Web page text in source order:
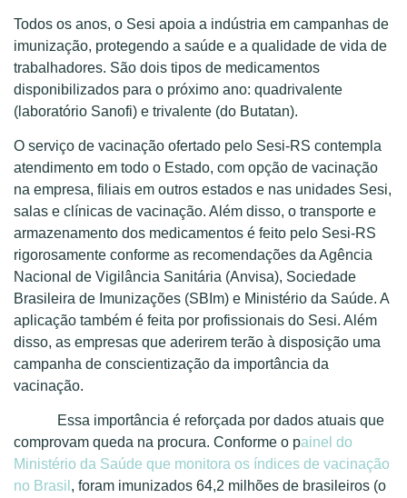
Todos os anos, o Sesi apoia a indústria em campanhas de
imunização, protegendo a saúde e a qualidade de vida de
trabalhadores. São dois tipos de medicamentos
disponibilizados para o próximo ano: quadrivalente
(laboratório Sanofi) e trivalente (do Butatan).
O serviço de vacinação ofertado pelo Sesi-RS contempla
atendimento em todo o Estado, com opção de vacinação
na empresa, filiais em outros estados e nas unidades Sesi,
salas e clínicas de vacinação. Além disso, o transporte e
armazenamento dos medicamentos é feito pelo Sesi-RS
rigorosamente conforme as recomendações da Agência
Nacional de Vigilância Sanitária (Anvisa), Sociedade
Brasileira de Imunizações (SBIm) e Ministério da Saúde. A
aplicação também é feita por profissionais do Sesi. Além
disso, as empresas que aderirem terão à disposição uma
campanha de conscientização da importância da
vacinação.
Essa importância é reforçada por dados atuais que
comprovam queda na procura. Conforme o painel do
Ministério da Saúde que monitora os índices de vacinação
no Brasil , foram imunizados 64,2 milhões de brasileiros (o